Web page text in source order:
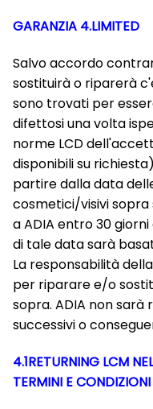
GARANZIA 4.LIMITED
Salvo accordo
sostituirà o riparerà
sono trovati per
difettosi una volta
norme LCD
disponibili su
partire dalla data
cosmetici/visivi
a ADIA entro 30
di tale data sarà
La responsabilità
per riparare e/o
sopra. ADIA non sarà
successivi o
4.1RETURNING LCM
TERMINI E